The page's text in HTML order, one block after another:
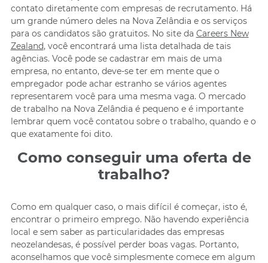
contato diretamente com empresas de recrutamento. Há
um grande número deles na Nova Zelândia e os serviços
para os candidatos são gratuitos. No site da Careers New
Zealand, você encontrará uma lista detalhada de tais
agências. Você pode se cadastrar em mais de uma
empresa, no entanto, deve-se ter em mente que o
empregador pode achar estranho se vários agentes
representarem você para uma mesma vaga. O mercado
de trabalho na Nova Zelândia é pequeno e é importante
lembrar quem você contatou sobre o trabalho, quando e o
que exatamente foi dito.
Como conseguir uma oferta de
trabalho?
Como em qualquer caso, o mais difícil é começar, isto é,
encontrar o primeiro emprego. Não havendo experiência
local e sem saber as particularidades das empresas
neozelandesas, é possível perder boas vagas. Portanto,
aconselhamos que você simplesmente comece em algum